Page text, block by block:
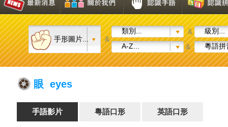
手形圖片... &
類別... &
級別...
A-Z...
& 粵語拼
眼 eyes
手語影片 粵語口形 英語口形